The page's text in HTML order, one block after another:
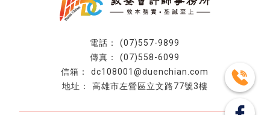
(07)557-9899
(07)558-6099
dc108001@duenchian.com
高雄市左營區立文路77號3樓